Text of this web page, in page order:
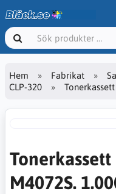
Hem Fabrikat
CLP-320
M4072S.